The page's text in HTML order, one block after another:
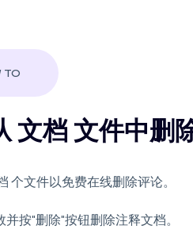
TO
文档 文件中删
个文件以免费在线删除评论。
并按"删除"按钮删除注释文档。